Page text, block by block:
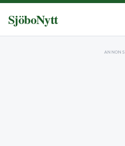
SjöboNytt
ANNONS